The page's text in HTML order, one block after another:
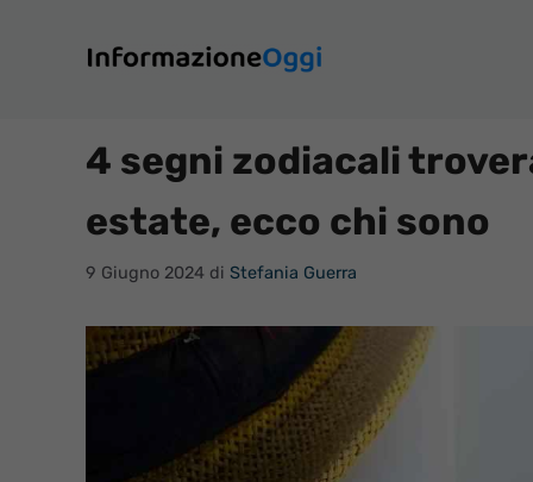
contenuto
4 segni zodiacali
estate, ecco chi sono
9 Giugno 2024 di Stefania Guerra